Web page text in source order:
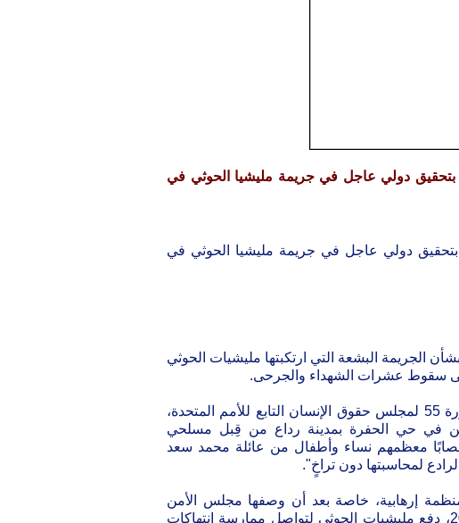
دولي عاجل في جريمة مليشيا الحوثي في
دولي عاجل في جريمة مليشيا الحوثي في
الجريمة البشعة التي ارتكبتها مليشيات الحوثي
الإحاطة التي قرأتها "لينا صوفيا استريديوم" خلال أعمال الدورة 55 لمجلس حقوق الإنسان ‎التابع للأمم المتحدة،
في حي الحفرة بمدينة رداع من قِبل مسلحي
وسقط على إثرها أكثر من 30 شهيدًا ومصابًا معظمهم نساء وأطفال من عائلة محمد سعد
لمحاسبتها دون تراخٍ".
إرهابية، خاصة بعد أن وصفها مجلس الأمن
الدولي بأنها منظمة إرهابية وفقًا لنص القرار 2426 لعام 2022، دفع مليشيات الحوثي لتواصل ممارسة انتهاكات